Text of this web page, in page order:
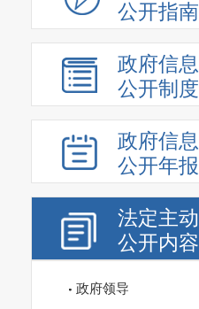
公开指南
政府信息
公开制度
政府信息
公开年报
法定主动
公开内容
政府领导